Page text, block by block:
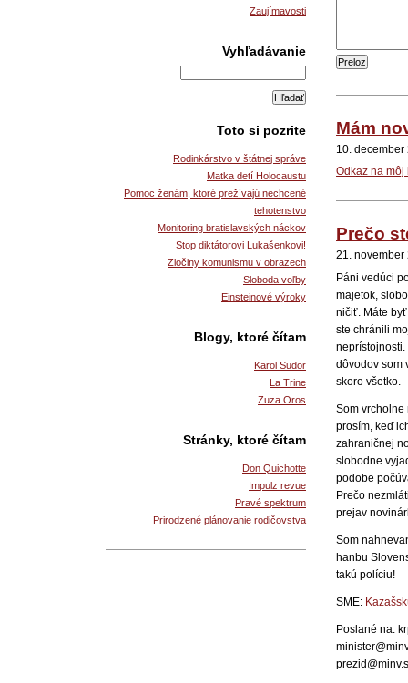
Zaujímavosti
Vyhľadávanie
Toto si pozrite
Rodinkárstvo v štátnej správe
Matka detí Holocaustu
Pomoc ženám, ktoré prežívajú nechcené
tehotenstvo
Monitoring bratislavských náckov
Stop diktátorovi Lukašenkovi!
Zločiny komunismu v obrazech
Sloboda voľby
Einsteinové výroky
Blogy, ktoré čítam
Karol Sudor
La Trine
Zuza Oros
Stránky, ktoré čítam
Don Quichotte
Impulz revue
Pravé spektrum
Prirodzené plánovanie rodičovstva
Mám
10.
Odkaz na môj
Prečo
21.
Páni vedúci
majetok,
ničiť. Máte
ste chránili
neprístojnosti.
dôvodov som
skoro všetko.
Som vrcholne
prosím, keď
zahraničnej
slobodne
podobe
Prečo
prejav
Som
hanbu
takú políciu!
SME:
Poslané na: